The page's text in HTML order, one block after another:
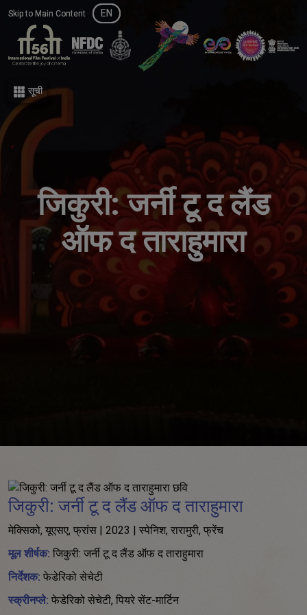
Skip to Main Content EN
सूची
Skip to Main Content EN
सूची
जिकुरी: जर्नी टू द लैंड
ऑफ द ताराहुमारा
जिकुरी: जर्नी टू द लैंड ऑफ द ताराहुमारा
मेक्सिको, यूएसए, फ्रांस | 2023 | स्पेनिश, रारामुरी, फ्रेंच
मूल शीर्षक: जिकुरी: जर्नी टू द लैंड ऑफ द ताराहुमारा
निर्देशक: फेडेरिको सेचेटी
स्क्रीनप्ले: फेडेरिको सेचेटी, पियरे सेंट-मार्टिन